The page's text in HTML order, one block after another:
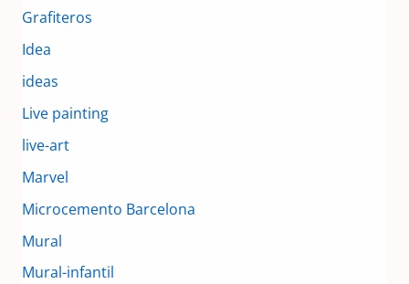
Grafiteros
Idea
ideas
Live painting
live-art
Marvel
Microcemento Barcelona
Mural
Mural-infantil